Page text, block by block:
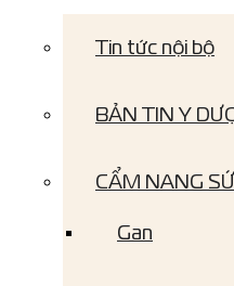
Tin tức nội bộ
BẢN TIN Y
CẨM NANG
Gan